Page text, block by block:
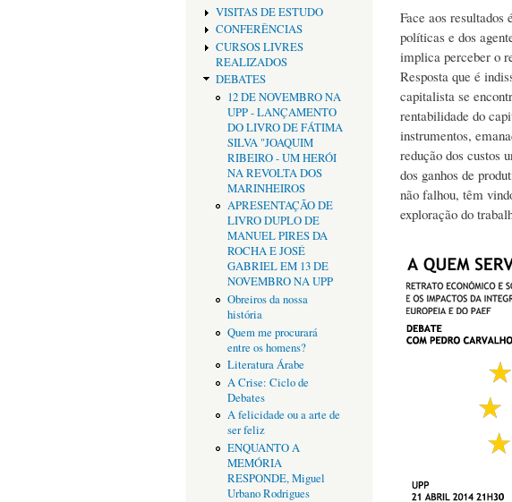
VISITAS DE ESTUDO
CONFERÊNCIAS
CURSOS LIVRES
REALIZADOS
DEBATES
12 DE NOVEMBRO NA
UPP - LANÇAMENTO
DO LIVRO DE FÁTIMA
SILVA "JOAQUIM
RIBEIRO - UM HERÓI
NA REVOLTA DOS
MARINHEIROS
APRESENTAÇÃO DE
LIVRO DUPLO DE
MANUEL PIRES DA
ROCHA E JOSÉ
GABRIEL EM 13 DE
NOVEMBRO NA UPP
Obreiros da nossa
história
Quem me procurará
entre os homens?
Literatura Árabe
A Crise: Ciclo de
Debates
A felicidade ou a arte de
ser feliz
ENQUANTO A
MEMÓRIA
RESPONDE, Miguel
Urbano Rodrigues
Face aos resultados
políticas e dos
implica perceber o
Resposta que é
capitalista se
rentabilidade do
instrumentos,
redução dos custos
dos ganhos de
não falhou, têm
exploração do